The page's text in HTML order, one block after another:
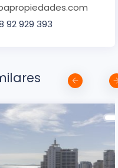
92 929 393